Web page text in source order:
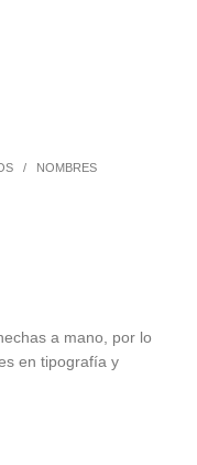
/ NOMBRES
a mano, por lo
en tipografía y